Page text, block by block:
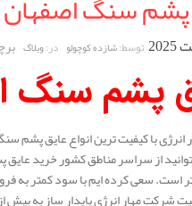
توسط:شازده کوچولو در:وبلاگ
پشم سنگ
با کیفیت ترین انواع عایق پشم
از سراسر مناطق کشور خرید
تر است. سعی کرده ایم با سود کمتر به